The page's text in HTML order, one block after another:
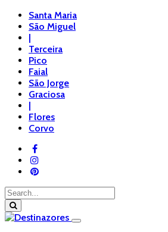
Santa Maria
São Miguel
|
Terceira
Pico
Faial
São Jorge
Graciosa
|
Flores
Corvo